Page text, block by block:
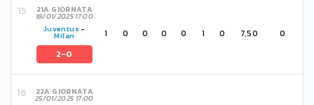
21A GIORNATA
18/01/2025 17:00
Juventus -
Milan
2-0
1 0 0 0 0 1 0 7,50 0
22A GIORNATA
25/01/2025 17:00